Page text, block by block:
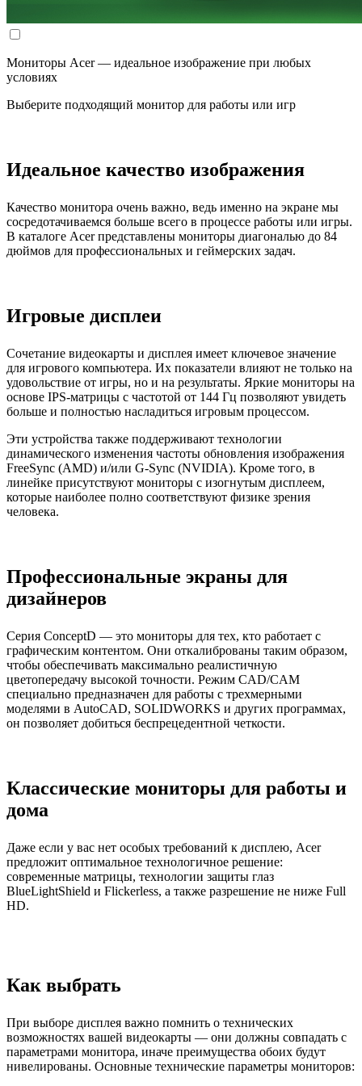
Мониторы Acer — идеальное изображение при любых
условиях
Выберите подходящий монитор для работы или игр
Идеальное качество изображения
Качество монитора очень важно, ведь именно на экране мы
сосредотачиваемся больше всего в процессе работы или игры.
В каталоге Acer представлены мониторы диагональю до 84
дюймов для профессиональных и геймерских задач.
Игровые дисплеи
Сочетание видеокарты и дисплея имеет ключевое значение
для игрового компьютера. Их показатели влияют не только на
удовольствие от игры, но и на результаты. Яркие мониторы на
основе IPS-матрицы с частотой от 144 Гц позволяют увидеть
больше и полностью насладиться игровым процессом.
Эти устройства также поддерживают технологии
динамического изменения частоты обновления изображения
FreeSync (AMD) и/или G-Sync (NVIDIA). Кроме того, в
линейке присутствуют мониторы с изогнутым дисплеем,
которые наиболее полно соответствуют физике зрения
человека.
Профессиональные экраны для
дизайнеров
Серия ConceptD — это мониторы для тех, кто работает с
графическим контентом. Они откалиброваны таким образом,
чтобы обеспечивать максимально реалистичную
цветопередачу высокой точности. Режим CAD/CAM
специально предназначен для работы с трехмерными
моделями в AutoCAD, SOLIDWORKS и других программах,
он позволяет добиться беспрецедентной четкости.
Классические мониторы для работы и
дома
Даже если у вас нет особых требований к дисплею, Acer
предложит оптимальное технологичное решение:
современные матрицы, технологии защиты глаз
BlueLightShield и Flickerless, а также разрешение не ниже Full
HD.
Как выбрать
При выборе дисплея важно помнить о технических
возможностях вашей видеокарты — они должны совпадать с
параметрами монитора, иначе преимущества обоих будут
нивелированы. Основные технические параметры мониторов: